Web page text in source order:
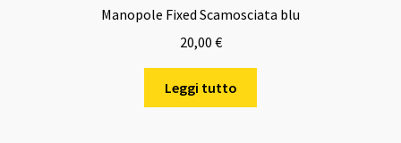
Manopole Fixed Scamosciata blu
20,00 €
Leggi tutto